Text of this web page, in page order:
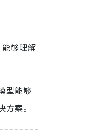
够理解
型能够
案。